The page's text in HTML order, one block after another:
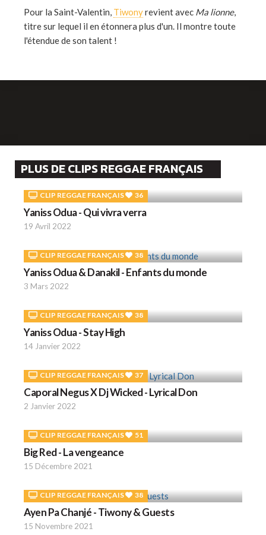
Pour la Saint-Valentin, Tiwonyrevient avec Ma lionne,
titre sur lequel il en étonnera plus d'un. Il montre toute
l'étendue de son talent !
PLUS DE CLIPS REGGAE FRANÇAIS
CLIP REGGAE FRANÇAIS 36
Yaniss Odua - Qui vivra verra
19 Avril 2022
CLIP REGGAE FRANÇAIS 38
Yaniss Odua & Danakil - Enfants du monde
3 Mars 2022
CLIP REGGAE FRANÇAIS 38
Yaniss Odua - Stay High
14 Janvier 2022
CLIP REGGAE FRANÇAIS 37
Caporal Negus X Dj Wicked - Lyrical Don
2 Janvier 2022
CLIP REGGAE FRANÇAIS 51
Big Red - La vengeance
15 Décembre 2021
CLIP REGGAE FRANÇAIS 38
Ayen Pa Chanjé - Tiwony & Guests
15 Novembre 2021